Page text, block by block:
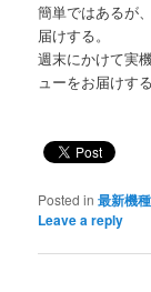
簡単ではあるが
届けする。
週末にかけて実
ューをお届けす
Posted in 最新機種
Leave a reply